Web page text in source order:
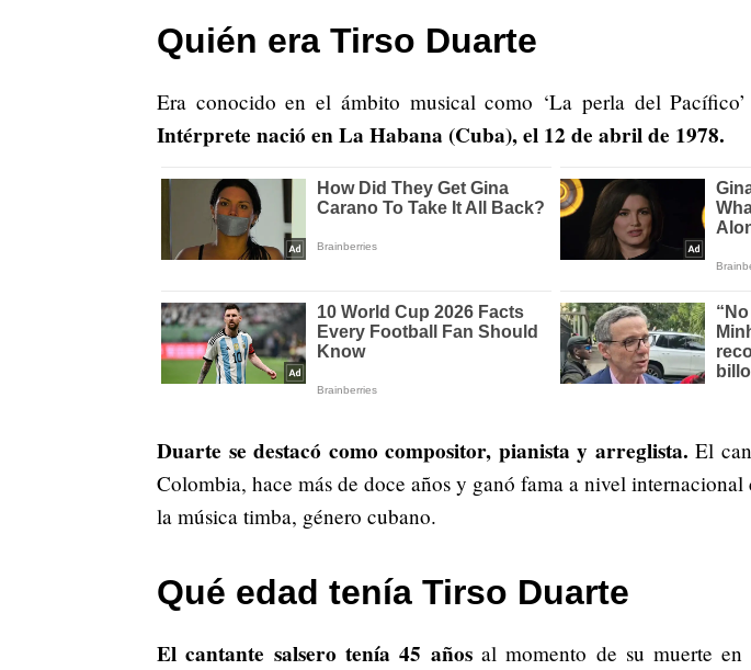
Quién era Tirso Duarte
Era conocido en el ámbito musical como ‘La perla del Pacífico’
Intérprete nació en La Habana (Cuba), el 12 de abril de 1978.
Duarte se destacó como compositor, pianista y arreglista. El
Colombia, hace más de doce años y ganó fama a nivel
la música timba, género cubano.
Qué edad tenía Tirso Duarte
El cantante salsero tenía 45 añosal momento de su muerte en